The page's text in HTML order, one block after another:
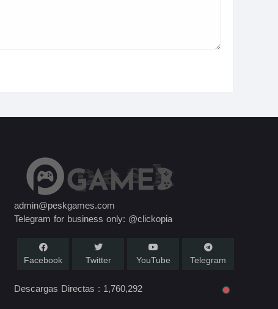
admin@peskgames.com
Telegram for business only: @clickopia
Facebook Twitter YouTube Telegram
Descargas Directas : 1,760,292